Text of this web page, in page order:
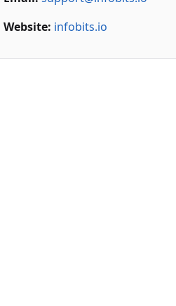
Website: infobits.io